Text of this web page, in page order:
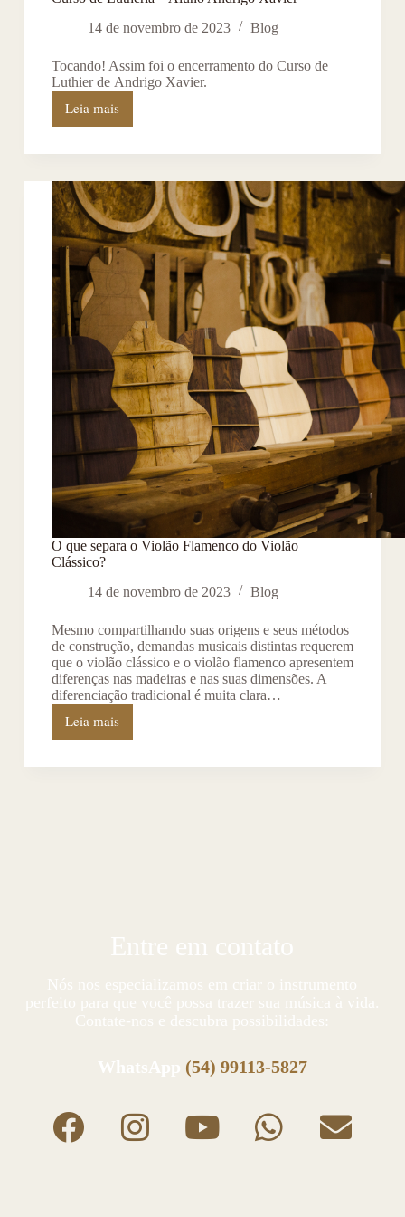
14 de novembro de 2023
Blog
Tocando! Assim foi o encerramento do Curso de
Luthier de Andrigo Xavier.
Leia mais
O que separa o Violão Flamenco do Violão
Clássico?
14 de novembro de 2023
Blog
Mesmo compartilhando suas origens e seus métodos
de construção, demandas musicais distintas requerem
que o violão clássico e o violão flamenco apresentem
diferenças nas madeiras e nas suas dimensões. A
diferenciação tradicional é muita clara…
Leia mais
Entre em contato
Nós nos especializamos em criar o instrumento
perfeito para que você possa trazer sua música à vida.
Contate-nos e descubra possibilidades:
WhatsApp (54) 99113-5827